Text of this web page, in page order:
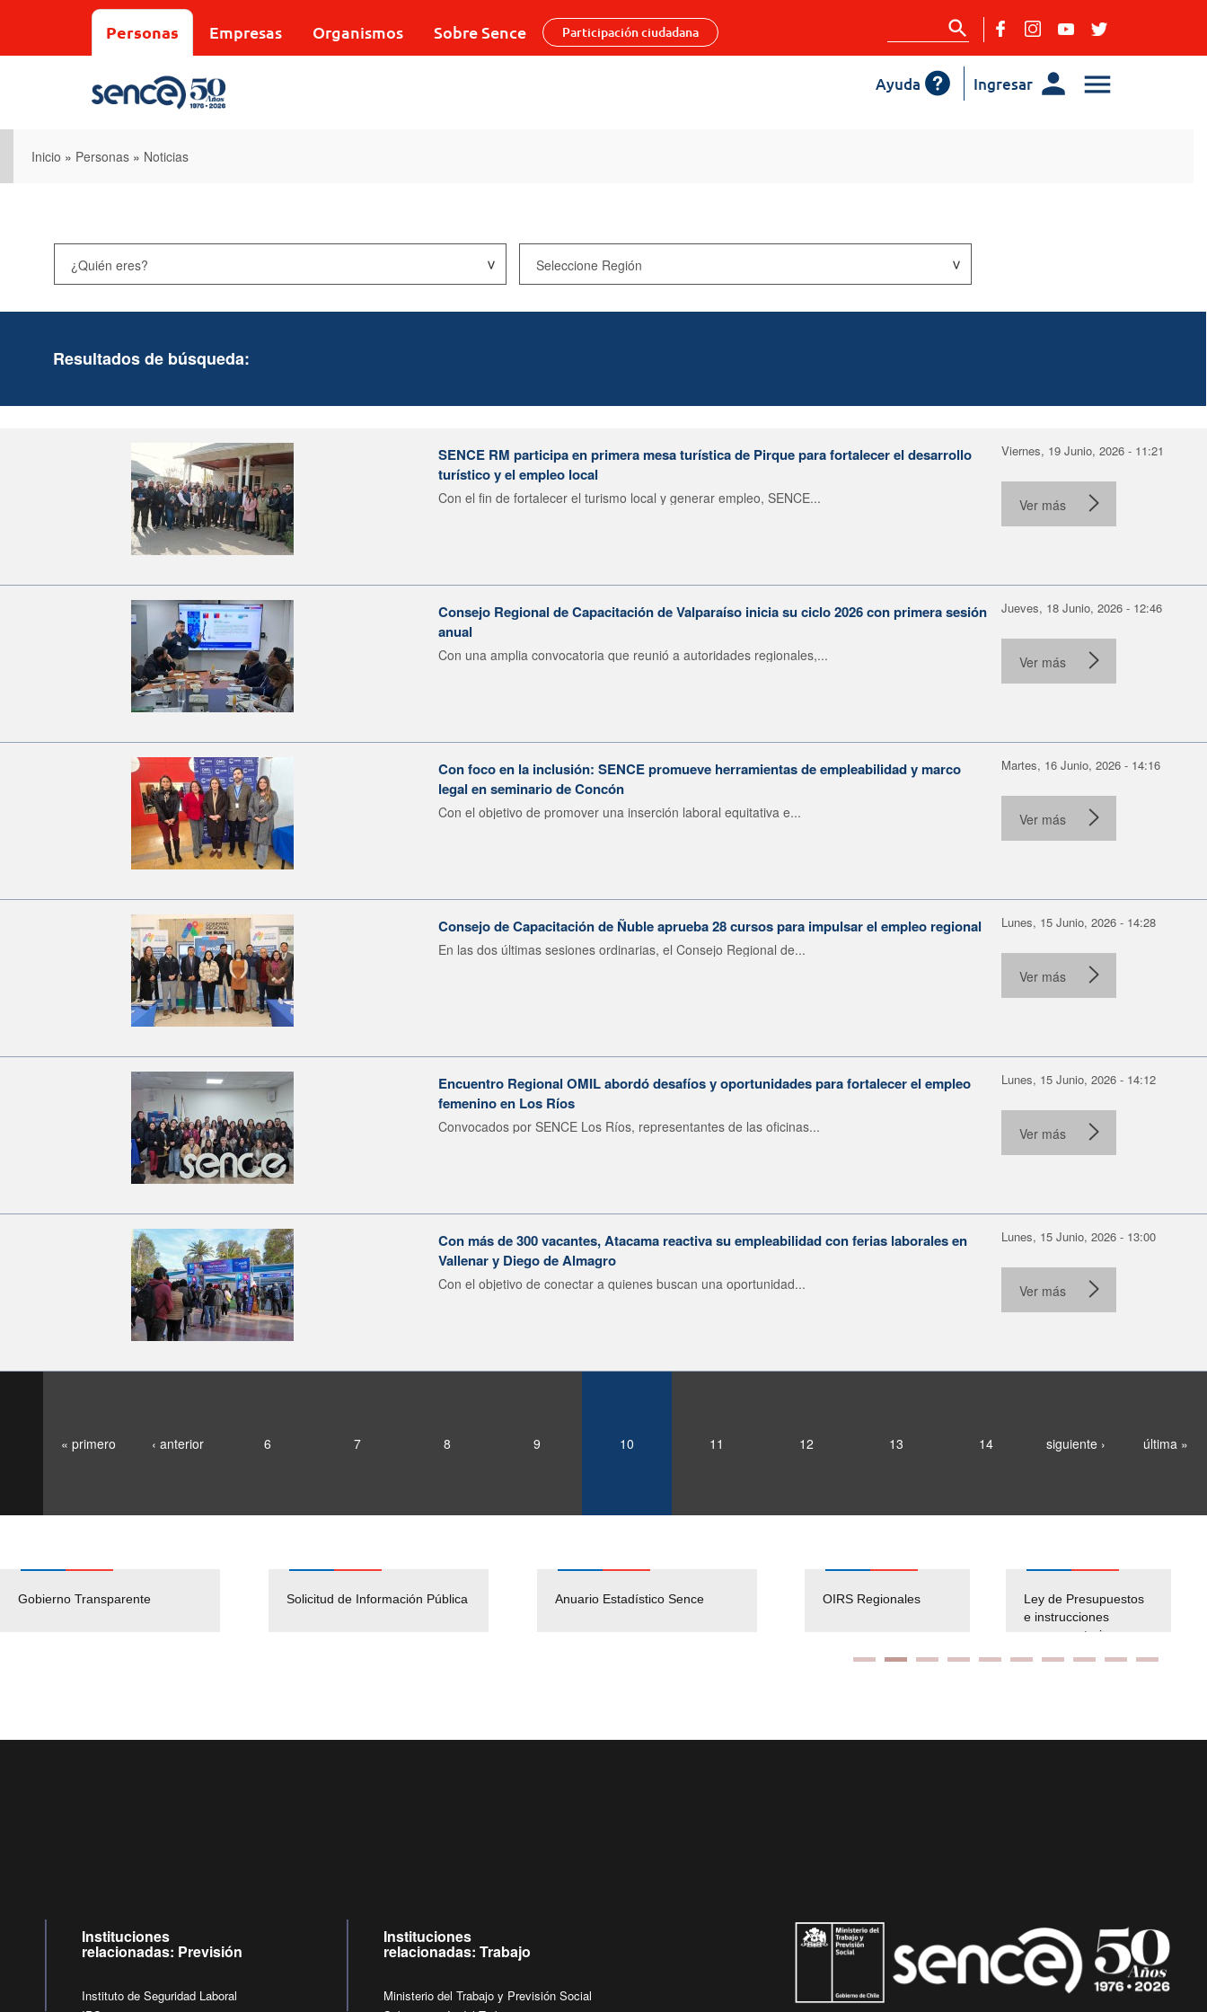
Personas Empresas Organismos Sobre Sence Participación ciudadana
Ingresar
Ayuda
Inicio » Personas » Noticias
Resultados de búsqueda:
SENCE RM participa en primera mesa turística de Pirque para fortalecer el desarrollo
turístico y el empleo local
Con el fin de fortalecer el turismo local y generar empleo, SENCE...
Viernes, 19 Junio, 2026 - 11:21
Ver más
Consejo Regional de Capacitación de Valparaíso inicia su ciclo 2026 con primera sesión
anual
Con una amplia convocatoria que reunió a autoridades regionales,...
Jueves, 18 Junio, 2026 - 12:46
Ver más
Con foco en la inclusión: SENCE promueve herramientas de empleabilidad y marco
legal en seminario de Concón
Con el objetivo de promover una inserción laboral equitativa e...
Martes, 16 Junio, 2026 - 14:16
Ver más
Consejo de Capacitación de Ñuble aprueba 28 cursos para impulsar el empleo regional
En las dos últimas sesiones ordinarias, el Consejo Regional de...
Lunes, 15 Junio, 2026 - 14:28
Ver más
Encuentro Regional OMIL abordó desafíos y oportunidades para fortalecer el empleo
femenino en Los Ríos
Convocados por SENCE Los Ríos, representantes de las oficinas...
Lunes, 15 Junio, 2026 - 14:12
Ver más
Con más de 300 vacantes, Atacama reactiva su empleabilidad con ferias laborales en
Vallenar y Diego de Almagro
Con el objetivo de conectar a quienes buscan una oportunidad...
Lunes, 15 Junio, 2026 - 13:00
Ver más
« primero ‹ anterior 6 7 8 9 10 11 12 13 14 siguiente › última »
Gobierno Transparente Solicitud de Información Pública Anuario Estadístico Sence
Pago Proveedores
Empleos Públicos
Solicitud Audiencias y
OIRS Regionales
Ley de Presupuestos
e instrucciones
presuspuetarias
Instituciones
relacionadas: Previsión
Instituto de Seguridad Laboral
Instituciones
relacionadas: Trabajo
Ministerio del Trabajo y Previsión Social